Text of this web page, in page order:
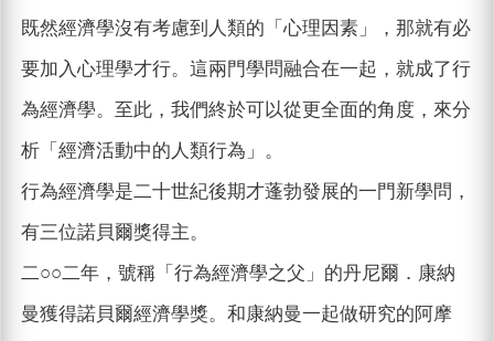
既然經濟學沒有考慮到人類的「心理因素」，那就有必
要加入心理學才行。這兩門學問融合在一起，就成了行
為經濟學。至此，我們終於可以從更全面的角度，來分
析「經濟活動中的人類行為」。
行為經濟學是二十世紀後期才蓬勃發展的一門新學問，
有三位諾貝爾獎得主。
二○○二年，號稱「行為經濟學之父」的丹尼爾．康納
曼獲得諾貝爾經濟學獎。和康納曼一起做研究的阿摩